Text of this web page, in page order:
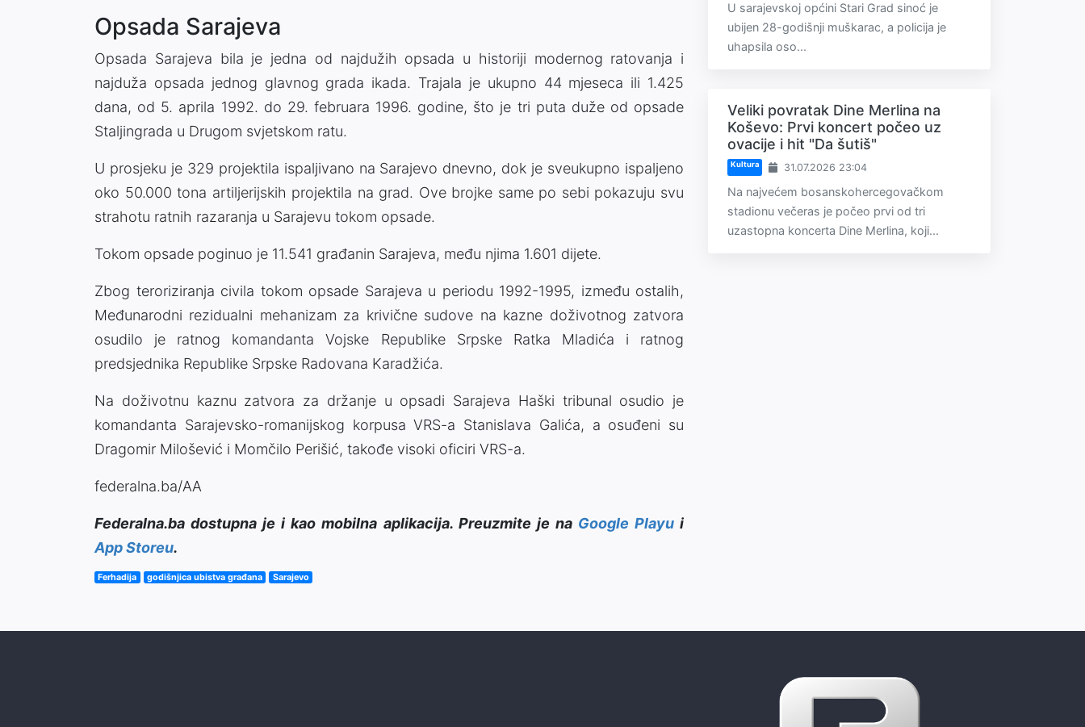
Opsada Sarajeva
Opsada Sarajeva bila je jedna od najdužih opsada u historiji modernog ratovanja i
najduža opsada jednog glavnog grada ikada. Trajala je ukupno 44 mjeseca ili 1.425
dana, od 5. aprila 1992. do 29. februara 1996. godine, što je tri puta duže od opsade
Staljingrada u Drugom svjetskom ratu.
U prosjeku je 329 projektila ispaljivano na Sarajevo dnevno, dok je sveukupno ispaljeno
oko 50.000 tona artiljerijskih projektila na grad. Ove brojke same po sebi pokazuju svu
strahotu ratnih razaranja u Sarajevu tokom opsade.
Tokom opsade poginuo je 11.541 građanin Sarajeva, među njima 1.601 dijete.
Zbog teroriziranja civila tokom opsade Sarajeva u periodu 1992-1995, između ostalih,
Međunarodni rezidualni mehanizam za krivične sudove na kazne doživotnog zatvora
osudilo je ratnog komandanta Vojske Republike Srpske Ratka Mladića i ratnog
predsjednika Republike Srpske Radovana Karadžića.
Na doživotnu kaznu zatvora za držanje u opsadi Sarajeva Haški tribunal osudio je
komandanta Sarajevsko-romanijskog korpusa VRS-a Stanislava Galića, a osuđeni su
Dragomir Milošević i Momčilo Perišić, takođe visoki oficiri VRS-a.
federalna.ba/AA
Federalna.ba dostupna je i kao mobilna aplikacija. Preuzmite je na Google Playui
App Storeu.
Ferhadija godišnjica ubistva građana Sarajevo
U sarajevskoj općini Stari Grad sinoć je
ubijen 28-godišnji muškarac, a policija je
uhapsila oso...
Veliki povratak Dine Merlina na
Koševo: Prvi koncert počeo uz
ovacije i hit "Da šutiš"
Kultura 31.07.2026 23:04
Na najvećem bosanskohercegovačkom
stadionu večeras je počeo prvi od tri
uzastopna koncerta Dine Merlina, koji...